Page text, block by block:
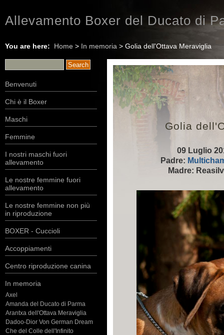
Allevamento Boxer del Ducato di
You are here: Home > In memoria > Golia dell'Ottava Meraviglia
Benvenuti
Chi è il Boxer
Maschi
Femmine
I nostri maschi fuori
allevamento
Le nostre femmine fuori
allevamento
Le nostre femmine non più
in riproduzione
BOXER - Cuccioli
Accoppiamenti
Centro riproduzione canina
In memoria
Axel
Amanda del Ducato di Parma
Arantxa dell'Ottava Meraviglia
Dadoo-Dior Von German Dream
Che del Colle dell'Infinito
Golia
09 Luglio
Padre:
Madre: